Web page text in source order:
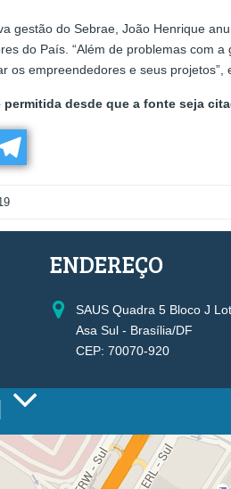
gestão do Sebrae, João Henrique
do País. “Além de problemas com
os empreendedores e seus projetos”,
desde que a fonte seja
ENDEREÇO
SAUS Quadra 5 Bloco J
Asa Sul - Brasília/DF
CEP: 70070-920
VICE-